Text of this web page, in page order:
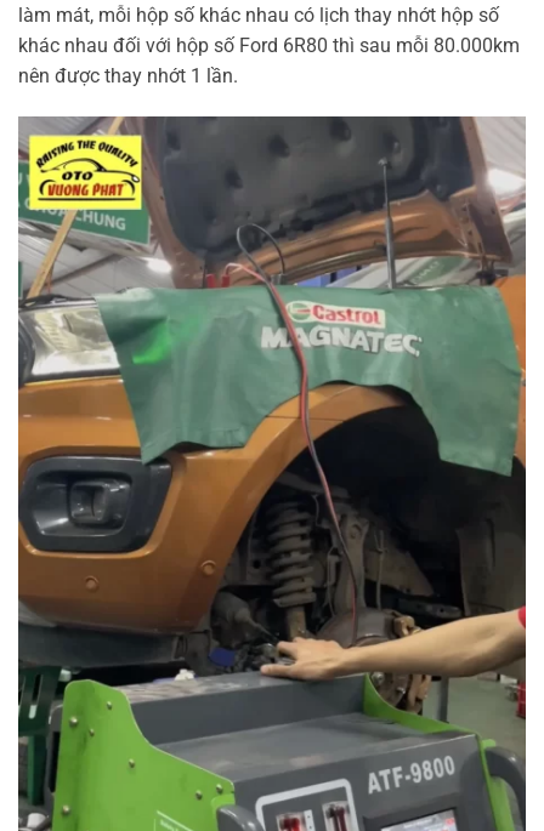
làm mát, mỗi hộp số khác nhau có lịch thay nhớt hộp số
khác nhau đối với hộp số Ford 6R80 thì sau mỗi 80.000km
nên được thay nhớt 1 lần.